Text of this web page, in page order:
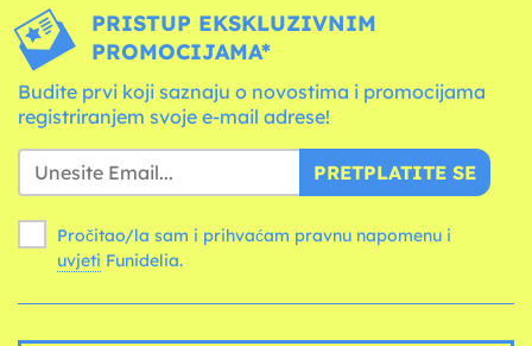
PRISTUP EKSKLUZIVNIM
PROMOCIJAMA*
Budite prvi koji saznaju o novostima i promocijama
registriranjem svoje e-mail adrese!
PRETPLATITE SE
Pročitao/la sam i prihvaćam pravnu napomenu i
uvjeti Funidelia.